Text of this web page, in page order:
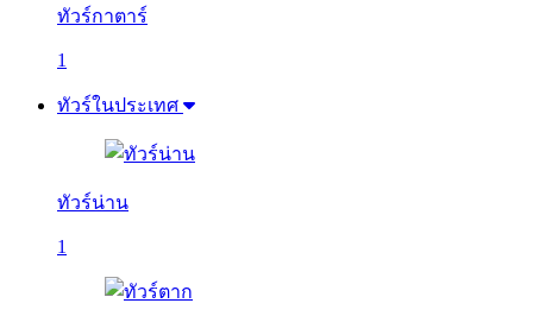
ทัวร์กาตาร์
1
ทัวร์ในประเทศ
ทัวร์น่าน
1